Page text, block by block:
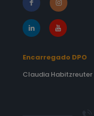
Encarregado DPO
Claudia Habitzreuter